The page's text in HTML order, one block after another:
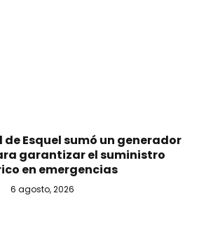
de Esquel sumó un generador
garantizar el suministro
en emergencias
6 agosto, 2026